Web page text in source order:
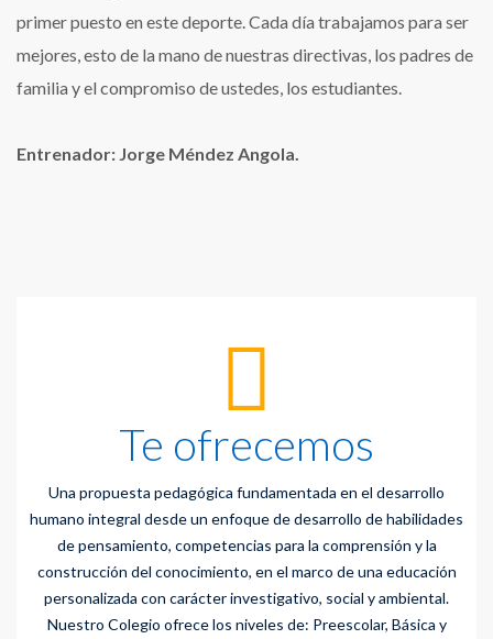
primer puesto en este deporte. Cada día trabajamos para ser
mejores, esto de la mano de nuestras directivas, los padres de
familia y el compromiso de ustedes, los estudiantes.
Entrenador: Jorge Méndez Angola.
Te ofrecemos
Una propuesta pedagógica fundamentada en el desarrollo
humano integral desde un enfoque de desarrollo de habilidades
de pensamiento, competencias para la comprensión y la
construcción del conocimiento, en el marco de una educación
personalizada con carácter investigativo, social y ambiental.
Nuestro Colegio ofrece los niveles de: Preescolar, Básica y